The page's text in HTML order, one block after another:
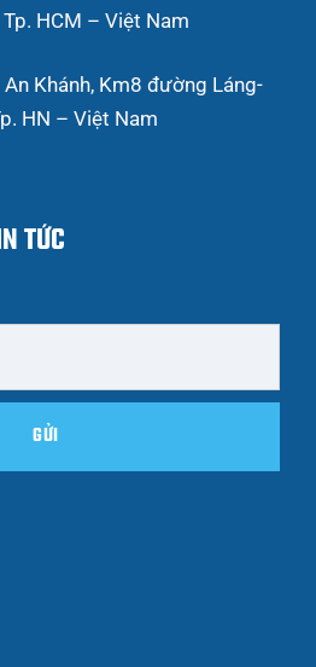
Tp. HCM – Việt Nam
An Khánh, Km8 đường Láng-
HN – Việt Nam
TỨC